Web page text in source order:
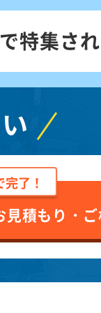
特集さ
完了！
見積もり・